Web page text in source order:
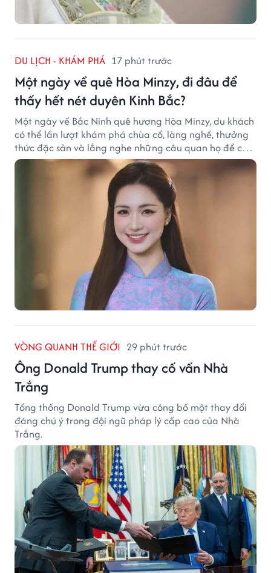
DU LỊCH - KHÁM PHÁ 17 phút trước
Một ngày về quê Hòa Minzy, đi đâu để
thấy hết nét duyên Kinh Bắc?
Một ngày về Bắc Ninh quê hương Hòa Minzy, du khách
có thể lần lượt khám phá chùa cổ, làng nghề, thưởng
thức đặc sản và lắng nghe những câu quan họ để cảm
nhận trọn vẹn nét duyên Kinh Bắc.
VÒNG QUANH THẾ GIỚI 29 phút trước
Ông Donald Trump thay cố vấn Nhà
Trắng
Tổng thống Donald Trump vừa công bố một thay đổi
đáng chú ý trong đội ngũ pháp lý cấp cao của Nhà
Trắng.